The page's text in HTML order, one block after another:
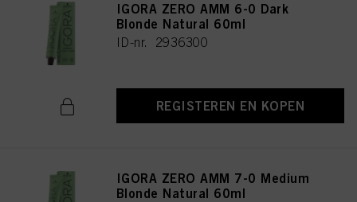
IGORA ZERO AMM 6-0 Dark
Blonde Natural 60ml
ID-nr. 2936300
REGISTEREN EN KOPEN
IGORA ZERO AMM 7-0 Medium
Blonde Natural 60ml